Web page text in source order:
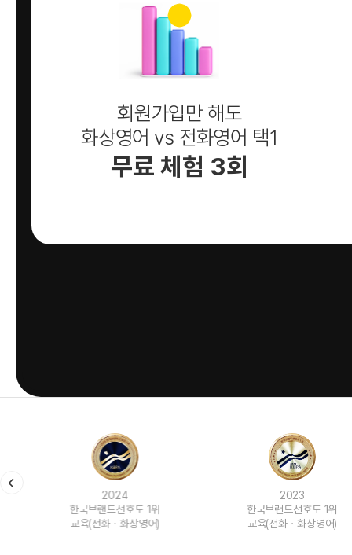
회원가입만 해도
화상영어 vs 전화영어 택1
무료 체험 3회
한국브랜드선호도 1위
교육(전화ㆍ화상영어)
한국브랜드선호도 1위
교육(전화ㆍ화상영어)